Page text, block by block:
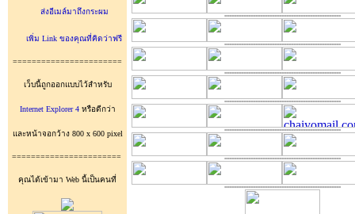
ส่งอีเมล์มาถึงกระผม
เพิ่ม Link ของคุณที่คิดว่าฟรี
=======================
เว็บนี้ถูกออกแบบไว้สำหรับ
Internet Explorer 4หรือดีกว่า
และหน้าจอกว้าง 800 x 600 pixel
=======================
คุณได้เข้ามา Web นี้เป็นคนที่
=================================================
=================================================
=================================================
=================================================
=================================================
=================================================
=================================================